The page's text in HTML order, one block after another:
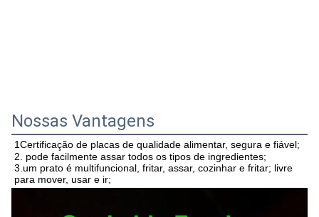
Nossas Vantagens
1Certificação de placas de qualidade alimentar, segura e fiável;
2. pode facilmente assar todos os tipos de ingredientes;
3.um prato é multifuncional, fritar, assar, cozinhar e fritar; livre
para mover, usar e ir;